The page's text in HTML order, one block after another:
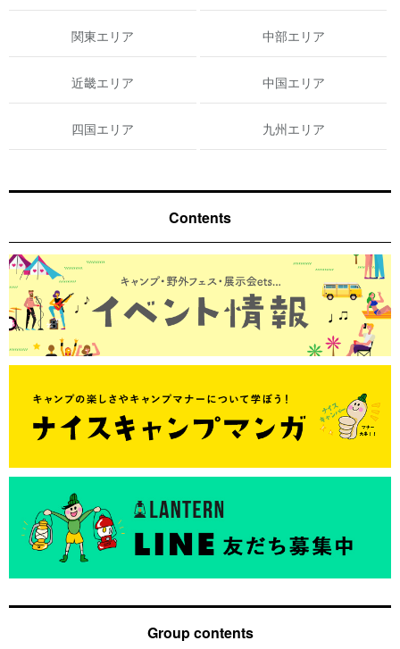
関東エリア 中部エリア
近畿エリア 中国エリア
四国エリア 九州エリア
Contents
Group contents